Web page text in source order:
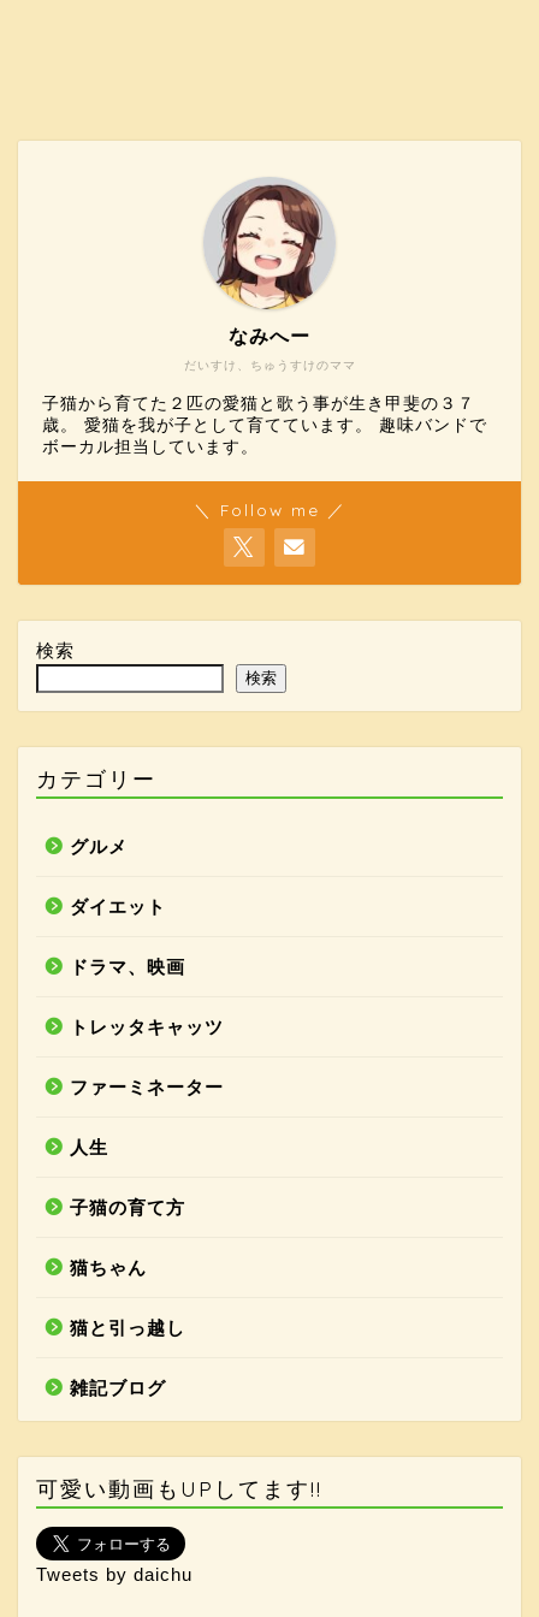
だいすけ、ちゅうすけのママ
なみへー
子猫から育てた２匹の愛猫と歌う事が生き甲斐の３７
歳。 愛猫を我が子として育てています。 趣味バンドで
ボーカル担当しています。
＼ Follow me ／
検索
検索
カテゴリー
グルメ
ダイエット
ドラマ、映画
トレッタキャッツ
ファーミネーター
人生
子猫の育て方
猫ちゃん
猫と引っ越し
雑記ブログ
可愛い動画もUPしてます!!
Tweets by daichu